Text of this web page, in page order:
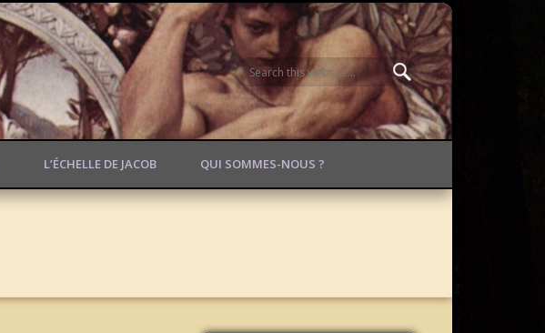
L’ÉCHELLE DE JACOB QUI SOMMES-NOUS ?